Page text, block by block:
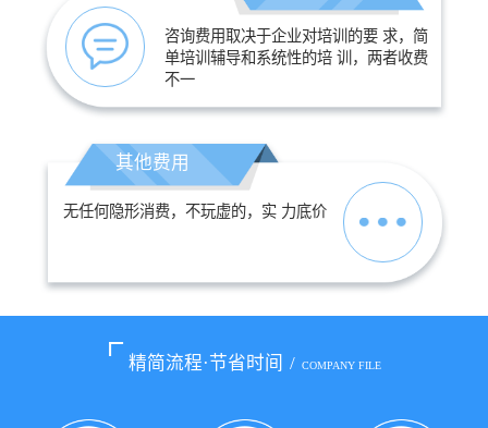
咨询费用取决于企业对培训的要 求，简
单培训辅导和系统性的培 训，两者收费
不一
其他费用
无任何隐形消费，不玩虚的，实 力底价
精简流程·节省时间 / COMPANY FILE